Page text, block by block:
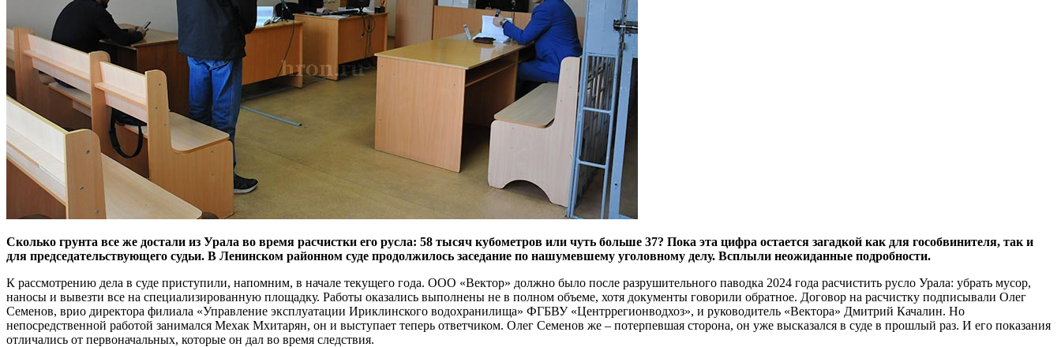
Сколько грунта все же достали из Урала во время расчистки его русла: 58 тысяч кубометров или чуть больше 37? Пока эта цифра остается загадкой как для гособвинителя, так и
для председательствующего судьи. В Ленинском районном суде продолжилось заседание по нашумевшему уголовному делу. Всплыли неожиданные подробности.
К рассмотрению дела в суде приступили, напомним, в начале текущего года. ООО «Вектор» должно было после разрушительного паводка 2024 года расчистить русло Урала: убрать мусор,
наносы и вывезти все на специализированную площадку. Работы оказались выполнены не в полном объеме, хотя документы говорили обратное. Договор на расчистку подписывали Олег
Семенов, врио директора филиала «Управление эксплуатации Ириклинского водохранилища» ФГБВУ «Центррегионводхоз», и руководитель «Вектора» Дмитрий Качалин. Но
непосредственной работой занимался Мехак Мхитарян, он и выступает теперь ответчиком. Олег Семенов же – потерпевшая сторона, он уже высказался в суде в прошлый раз. И его показания
отличались от первоначальных, которые он дал во время следствия.